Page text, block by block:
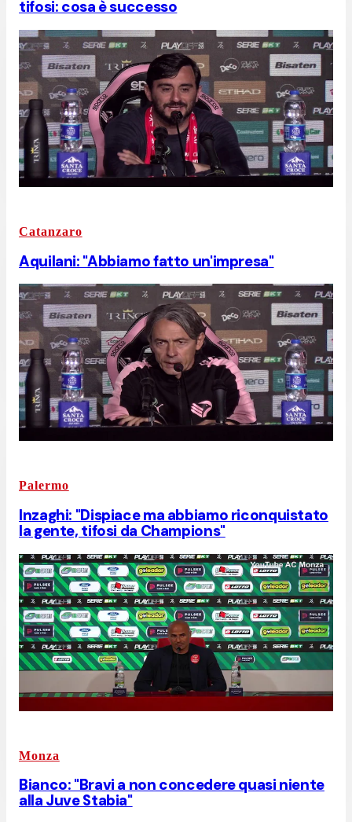
tifosi: cosa è successo
Catanzaro
Aquilani: "Abbiamo fatto un'impresa"
Palermo
Inzaghi: "Dispiace ma abbiamo riconquistato
la gente, tifosi da Champions"
Monza
Bianco: "Bravi a non concedere quasi niente
alla Juve Stabia"